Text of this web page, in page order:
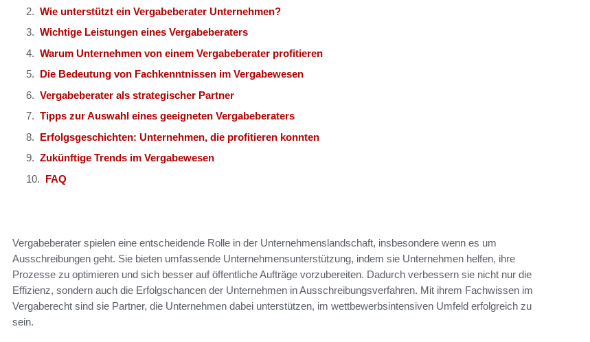
Wie unterstützt ein Vergabeberater Unternehmen?
Wichtige Leistungen eines Vergabeberaters
Warum Unternehmen von einem Vergabeberater profitieren
Die Bedeutung von Fachkenntnissen im Vergabewesen
Vergabeberater als strategischer Partner
Tipps zur Auswahl eines geeigneten Vergabeberaters
Erfolgsgeschichten: Unternehmen, die profitieren konnten
Zukünftige Trends im Vergabewesen
FAQ
Vergabeberater spielen eine entscheidende Rolle in der Unternehmenslandschaft, insbesondere wenn es um
Ausschreibungen geht. Sie bieten umfassende Unternehmensunterstützung, indem sie Unternehmen helfen, ihre
Prozesse zu optimieren und sich besser auf öffentliche Aufträge vorzubereiten. Dadurch verbessern sie nicht nur die
Effizienz, sondern auch die Erfolgschancen der Unternehmen in Ausschreibungsverfahren. Mit ihrem Fachwissen im
Vergaberecht sind sie Partner, die Unternehmen dabei unterstützen, im wettbewerbsintensiven Umfeld erfolgreich zu
sein.